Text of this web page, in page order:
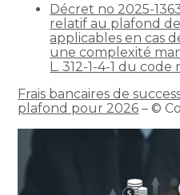
Décret no 2025-
relatif au plafond
applicables en cas
une complexité
L. 312-1-4-1 du
Frais bancaires de
plafond pour 2026 – ©